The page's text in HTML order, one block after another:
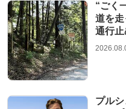
“ごく
道を
通行
プル